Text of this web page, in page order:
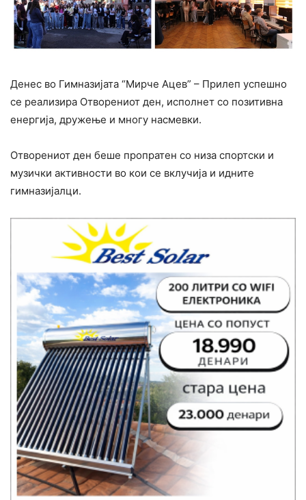
Денес во Гимназијата “Мирче Ацев” – Прилеп успешно
се реализира Отворениот ден, исполнет со позитивна
енергија, дружење и многу насмевки.
Отворениот ден беше пропратен со низа спортски и
музички активности во кои се вклучија и идните
гимназијалци.